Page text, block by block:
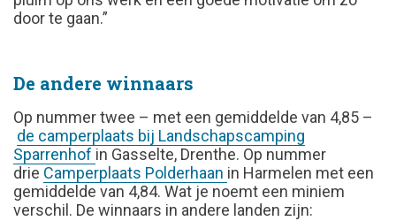
door te gaan.”
De andere winnaars
Op nummer twee – met een gemiddelde van 4,85 –
de camperplaats bij Landschapscamping
Sparrenhof in Gasselte, Drenthe. Op nummer
drie Camperplaats Polderhaan in Harmelen met een
gemiddelde van 4,84. Wat je noemt een miniem
verschil. De winnaars in andere landen zijn: